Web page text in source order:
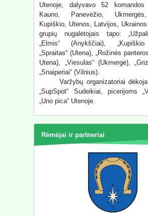
Utenoje, dalyvavo 52 komandos
Kauno, Panevėžio,
Kupiškio, Utenos, Latvijos,
grupių nugalėtojais tapo:
„Elmis“ (Anykščiai), „Kupiškio
„Spraitas“ (Utena), „Rožinės
Utena), „Viesulas“ (Ukmergė),
„Snaiperiai“ (Vilnius).
Varžybų organizatoriai
„SupSpot“ Sudeikiai, picerijoms
„Uno pica“ Utenoje.
Rėmėjai ir partneriai